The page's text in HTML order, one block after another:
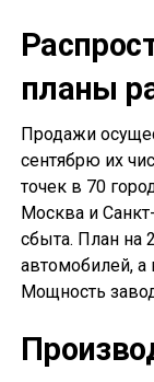
планы
Продажи
сентябрю их
точек в 70
Москва и
сбыта. План на
автомобилей, а
Мощность